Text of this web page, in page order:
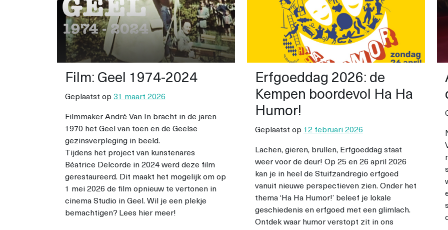
Film: Geel 1974-2024
Geplaatst op 31 maart 2026
Filmmaker André Van In bracht in de jaren
1970 het Geel van toen en de Geelse
gezinsverpleging in beeld.
Tijdens het project van kunstenares
Béatrice Delcorde in 2024 werd deze film
gerestaureerd. Dit maakt het mogelijk om op
1 mei 2026 de film opnieuw te vertonen in
cinema Studio in Geel. Wil je een plekje
bemachtigen? Lees hier meer!
Erfgoeddag 2026: de
Kempen boordevol Ha Ha
Humor!
Geplaatst op 12 februari 2026
Lachen, gieren, brullen, Erfgoeddag staat
weer voor de deur! Op 25 en 26 april 2026
kan je in heel de Stuifzandregio erfgoed
vanuit nieuwe perspectieven zien. Onder het
thema ‘Ha Ha Humor!’ beleef je lokale
geschiedenis en erfgoed met een glimlach.
Ontdek waar humor verstopt zit in ons